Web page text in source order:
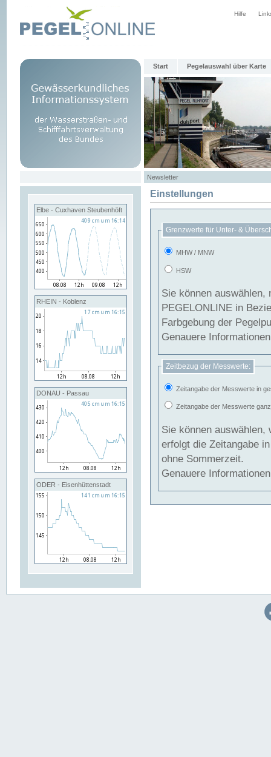
Hilfe
Start Pegelauswahl über Karte
Newsletter
Elbe - Cuxhaven Steubenhöft
RHEIN - Koblenz
DONAU - Passau
ODER - Eisenhüttenstadt
Einstellungen
Grenzwerte für Unter- &
MHW / MNW
HSW
Sie können
PEGELONLINE in Beziehung
Farbgebung der
Genauere
Zeitbezug der Messwerte:
Zeitangabe der Messwerte in
Zeitangabe der Messwerte
Sie können auswählen,
erfolgt die Zeitangabe
ohne Sommerzeit.
Genauere